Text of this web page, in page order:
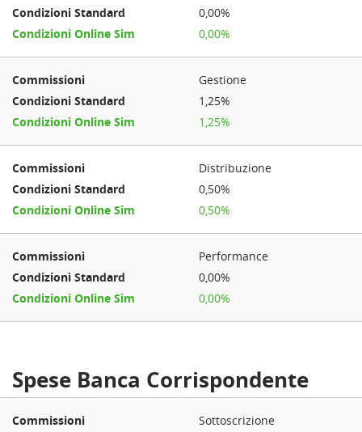
0,00%
0,00%
Gestione
1,25%
1,25%
Distribuzione
0,50%
0,50%
Performance
0,00%
0,00%
Spese Banca Corrispondente
Sottoscrizione